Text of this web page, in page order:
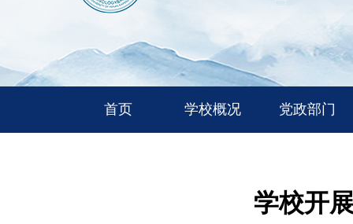
首页 学校概况 党政部门
学校开